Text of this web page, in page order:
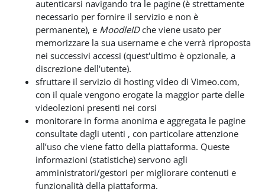
autenticarsi navigando tra le pagine (è strettamente
necessario per fornire il servizio e non è
permanente), e MoodleIDche viene usato per
memorizzare la sua username e che verrà riproposta
nei successivi accessi (quest'ultimo è opzionale, a
discrezione dell'utente).
sfruttare il servizio di hosting video di Vimeo.com,
con il quale vengono erogate la maggior parte delle
videolezioni presenti nei corsi
monitorare in forma anonima e aggregata le pagine
consultate dagli utenti , con particolare attenzione
all’uso che viene fatto della piattaforma. Queste
informazioni (statistiche) servono agli
amministratori/gestori per migliorare contenuti e
funzionalità della piattaforma.